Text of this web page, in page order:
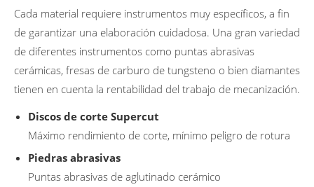
Cada material requiere instrumentos muy específicos, a fin
de garantizar una elaboración cuidadosa. Una gran variedad
de diferentes instrumentos como puntas abrasivas
cerámicas, fresas de carburo de tungsteno o bien diamantes
tienen en cuenta la rentabilidad del trabajo de mecanización.
Discos de corte Supercut
Máximo rendimiento de corte, mínimo peligro de rotura
Piedras abrasivas
Puntas abrasivas de aglutinado cerámico